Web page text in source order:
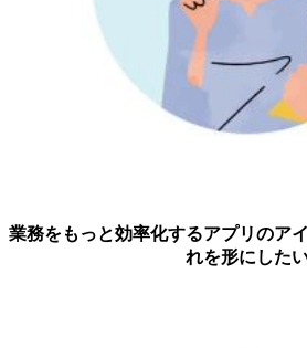
業務をもっと効率化するアプリのア
れを形にした